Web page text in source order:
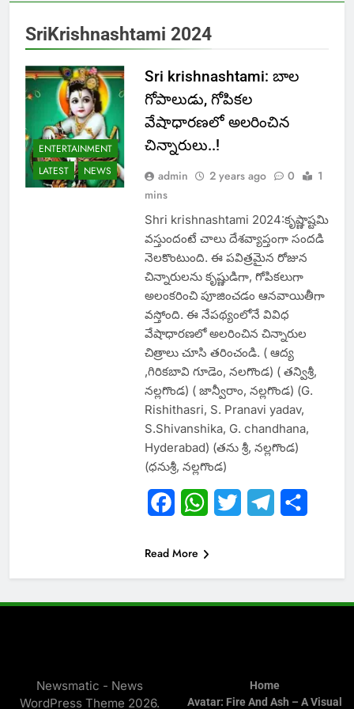
SriKrishnashtami 2024
ENTERTAINMENT
LATEST
NEWS
Sri krishnashtami: బాల
గోపాలుడు, గోపికల
వేషాధారణలో అలరించిన
చిన్నారులు..!
admin 2 years ago 0
1
mins
Shri krishnashtami 2024:కృష్ణాష్టమి
వస్తుందంటే చాలు దేశవ్యాప్తంగా సందడి
నెలకొంటుంది. ఈ పవిత్రమైన రోజున
చిన్నారులను కృష్ణుడిగా, గోపికలుగా
అలంకరించి పూజించడం ఆనవాయితీగా
వస్తోంది. ఈ నేపథ్యంలోనే వివిధ
వేషాధారణలో అలరించిన చిన్నారుల
చిత్రాలు చూసి తరించండి. ( ఆద్య
,గిరికబావి గూడెం, నలగొండ) ( తన్విశ్రీ,
నల్లగొండ) ( జాన్వీరాం, నల్లగొండ) (G.
Rishithasri, S. Pranavi yadav,
S.Shivanshika, G. chandhana,
Hyderabad) (తను శ్రీ, నల్లగొండ)
(ధనుశ్రీ, నల్లగొండ)
FacebookWhatsApp
Twitter Telegram
Read More
Newsmatic - News
WordPress Theme 2026.
Home
Avatar: Fire And Ash – A Visual